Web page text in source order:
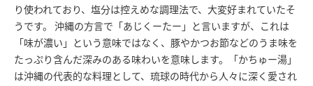
り使われており、塩分は控えめな調理法で、大変好まれていたそ
うです。 沖縄の方言で「あじくーたー」と言いますが、これは
「味が濃い」という意味ではなく、豚やかつお節などのうま味を
たっぷり含んだ深みのある味わいを意味します。「かちゅー湯」
は沖縄の代表的な料理として、琉球の時代から人々に深く愛され